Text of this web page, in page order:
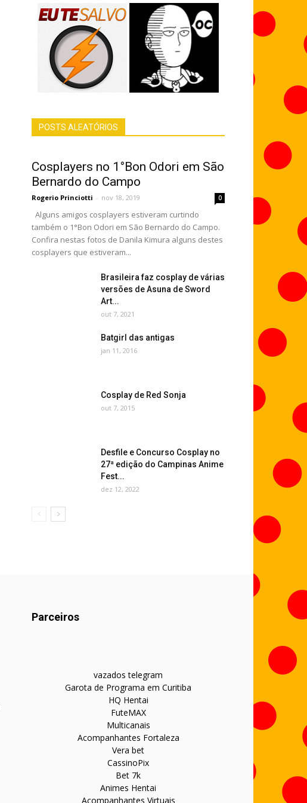
POSTS ALEATÓRIOS
Cosplayers no 1°Bon Odori em São
Bernardo do Campo
Rogerio Princiotti - nov 18, 2019 0
Alguns amigos cosplayers estiveram curtindo
também o 1°Bon Odori em São Bernardo do Campo.
Confira nestas fotos de Danila Kimura alguns destes
cosplayers que estiveram...
Brasileira faz cosplay de várias
versões de Asuna de Sword
Art...
out 7, 2021
Batgirl das antigas
jan 11, 2016
Cosplay de Red Sonja
out 7, 2015
Desfile e Concurso Cosplay no
27ª edição do Campinas Anime
Fest...
dez 12, 2022
Parceiros
vazados telegram
Garota de Programa em Curitiba
HQ Hentai
FuteMAX
Multicanais
Acompanhantes Fortaleza
Vera bet
CassinoPix
Bet 7k
Animes Hentai
Acompanhantes Virtuais